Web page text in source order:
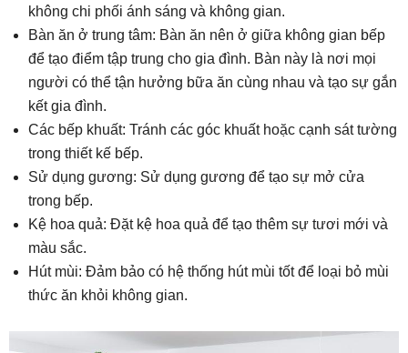
không chi phối ánh sáng và không gian.
Bàn ăn ở trung tâm: Bàn ăn nên ở giữa không gian bếp
để tạo điểm tập trung cho gia đình. Bàn này là nơi mọi
người có thể tận hưởng bữa ăn cùng nhau và tạo sự gắn
kết gia đình.
Các bếp khuất: Tránh các góc khuất hoặc cạnh sát tường
trong thiết kế bếp.
Sử dụng gương: Sử dụng gương để tạo sự mở cửa
trong bếp.
Kệ hoa quả: Đặt kệ hoa quả để tạo thêm sự tươi mới và
màu sắc.
Hút mùi: Đảm bảo có hệ thống hút mùi tốt để loại bỏ mùi
thức ăn khỏi không gian.